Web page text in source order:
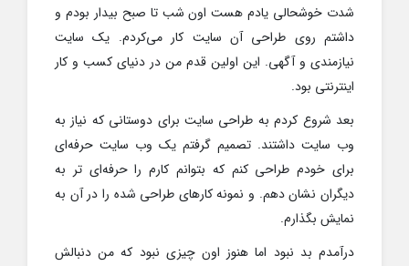
شدت خوشحالی یادم هست اون شب تا صبح بیدار بودم و
داشتم روی طراحی آن سایت کار می‌کردم. یک سایت
نیازمندی و آگهی. این اولین قدم من در دنیای کسب و کار
اینترنتی بود.
بعد شروع کردم به طراحی سایت برای دوستانی که نیاز به
وب سایت داشتند. تصمیم گرفتم یک وب سایت حرفه‌ای
برای خودم طراحی کنم که بتوانم کارم را حرفه‌ای تر به
دیگران نشان دهم. و نمونه کارهای طراحی شده را در آن به
نمایش بگذارم.
درآمدم بد نبود اما هنوز اون چیزی نبود که من دنبالش